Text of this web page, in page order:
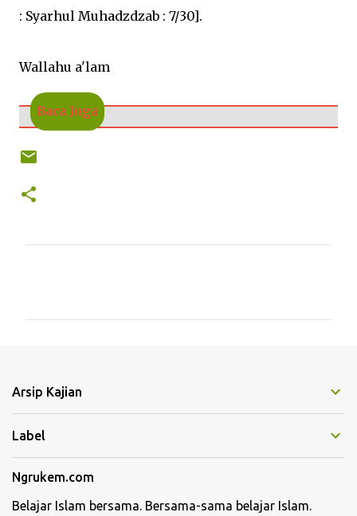
: Syarhul Muhadzdzab : 7/30].
Wallahu a'lam
Baca Juga
r
Arsip Kajian
Label
Ngrukem.com
Belajar Islam bersama. Bersama-sama belajar Islam.